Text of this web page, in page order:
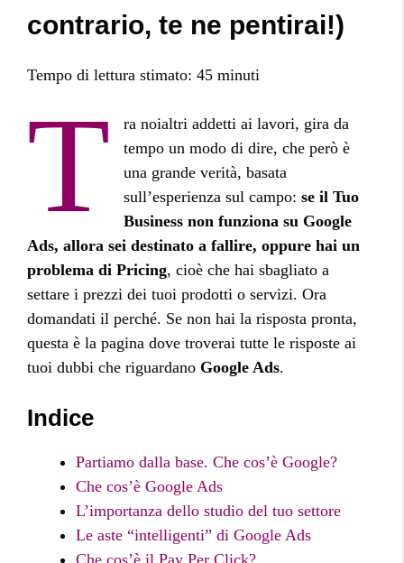
contrario, te ne pentirai!)
Tempo di lettura stimato: 45 minuti
T
ra noialtri addetti ai lavori, gira da
tempo un modo di dire, che però è
una grande verità, basata
sull’esperienza sul campo:se il Tuo
Business non funziona su Google
Ads, allora sei destinato a fallire, oppure hai un
problema di Pricing, cioè che hai sbagliato a
settare i prezzi dei tuoi prodotti o servizi. Ora
domandati il perché. Se non hai la risposta pronta,
questa è la pagina dove troverai tutte le risposte ai
tuoi dubbi che riguardano Google Ads.
Indice
Partiamo dalla base. Che cos’è Google?
Che cos’è Google Ads
L’importanza dello studio del tuo settore
Le aste “intelligenti” di Google Ads
Che cos’è il Pay Per Click?